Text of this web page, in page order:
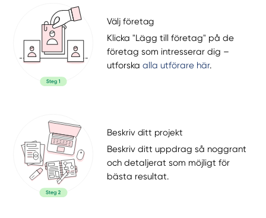
Välj företag
Klicka "Lägg till företag" på de
företag som intresserar dig –
utforskaalla utförare här.
Beskriv ditt projekt
Beskriv ditt uppdrag så noggrant
och detaljerat som möjligt för
bästa resultat.